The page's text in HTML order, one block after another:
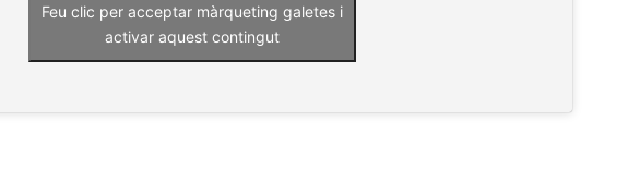
Feu clic per acceptar màrqueting galetes i
activar aquest contingut